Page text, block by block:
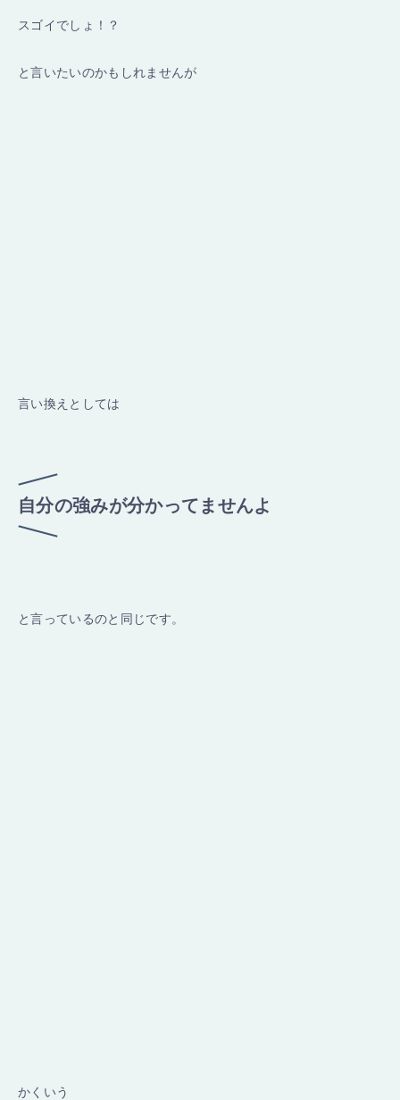
スゴイでしょ！？
と言いたいのかもしれませんが
言い換えとしては
自分の強みが分かってませんよ
と言っているのと同じです。
かくいう